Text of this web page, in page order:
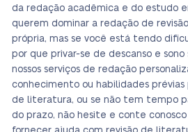
da redação acadêmica e do estudo
querem dominar a redação de
própria, mas se você está tendo
por que privar-se de descanso e
nossos serviços de redação
conhecimento ou habilidades prévias
de literatura, ou se não tem tempo
do prazo, não hesite e conte